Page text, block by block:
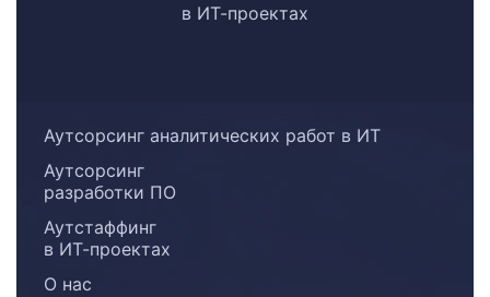
в ИТ-проектах
Аутсорсинг аналитических работ в ИТ
Аутсорсинг
разработки ПО
Аутстаффинг
в ИТ-проектах
О нас